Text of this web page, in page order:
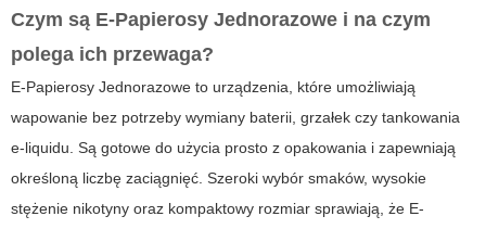
Czym są E-Papierosy Jednorazowe i na czym
polega ich przewaga?
E-Papierosy Jednorazowe to urządzenia, które umożliwiają
wapowanie bez potrzeby wymiany baterii, grzałek czy tankowania
e-liquidu. Są gotowe do użycia prosto z opakowania i zapewniają
określoną liczbę zaciągnięć. Szeroki wybór smaków, wysokie
stężenie nikotyny oraz kompaktowy rozmiar sprawiają, że E-